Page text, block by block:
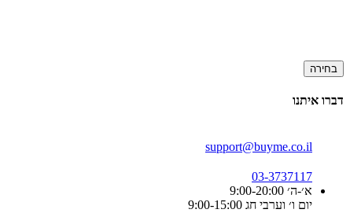
בחירה
דברו איתנו
support@buyme.co.il
03-3737117
א׳-ה׳ 9:00-20:00
יום ו׳ וערבי חג 9:00-15:00